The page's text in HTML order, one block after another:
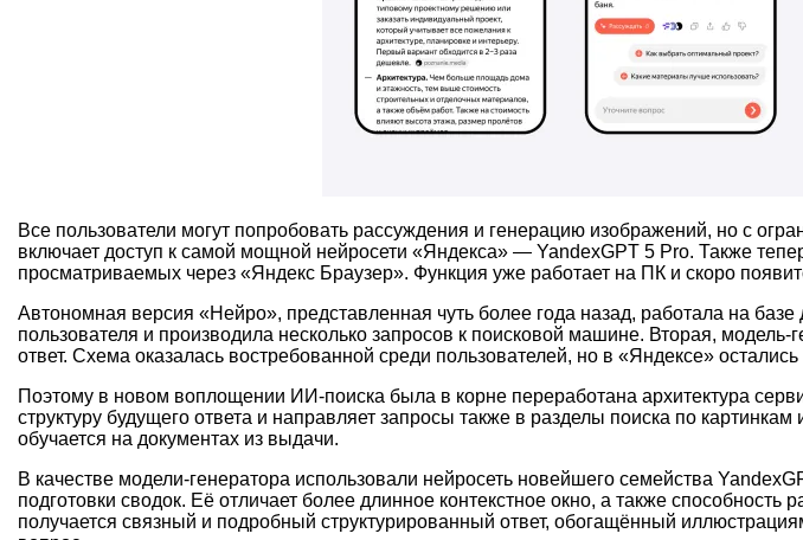
Все пользователи могут попробовать рассуждения и генерацию изображений, но с
включает доступ к самой мощной нейросети «Яндекса» — YandexGPT 5 Pro. Также
просматриваемых через «Яндекс Браузер». Функция уже работает на ПК и скоро
Автономная версия «Нейро», представленная чуть более года назад, работала на
пользователя и производила несколько запросов к поисковой машине. Вторая,
ответ. Схема оказалась востребованной среди пользователей, но в «Яндексе»
Поэтому в новом воплощении ИИ-поиска была в корне переработана архитектура
структуру будущего ответа и направляет запросы также в разделы поиска по
обучается на документах из выдачи.
В качестве модели-генератора использовали нейросеть новейшего семейства
подготовки сводок. Её отличает более длинное контекстное окно, а также
получается связный и подробный структурированный ответ, обогащённый